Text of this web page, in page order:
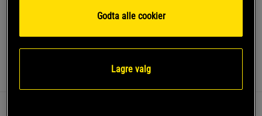
Godta alle cookier
Lagre valg